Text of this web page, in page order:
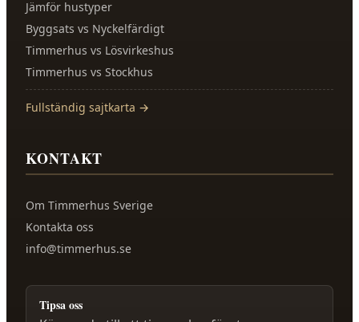
Jämför hustyper
Byggsats vs Nyckelfärdigt
Timmerhus vs Lösvirkeshus
Timmerhus vs Stockhus
Fullständig sajtkarta →
KONTAKT
Om Timmerhus Sverige
Kontakta oss
info@timmerhus.se
Tipsa oss